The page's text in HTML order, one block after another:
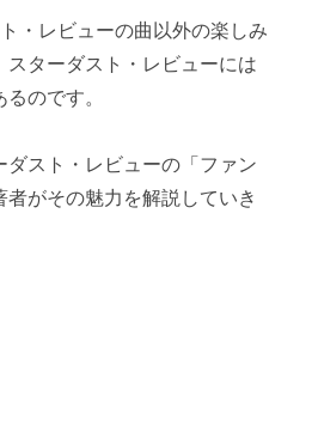
・レビューの曲以外の楽しみ
スターダスト・レビューには
のです。
ダスト・レビューの「ファン
がその魅力を解説していき